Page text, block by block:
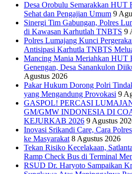
‎Desa Orobulu Semarakkan HUT
Sehat dan Pengajian Umum 9
Sinergi Tim Gabungan, Polres
di Kawasan Karhutlah TNBTS 9
Polres Lumajang Kunci
Antisipasi Karhutla TNBTS
Mancing Mania Meriahkan HUT
Genengan, Desa Sanankulon
Agustus 2026
Pakar Hukum Dorong Polri
yang Mengandung Provokasi 9
GASPOL! PERCASI
GM/GMW INDONESIA DI
KEJURKAB 2026 9 Agustus
Inovasi Srikandi Care, Cara
ke Masyarakat 8 Agustus 2026
Tekan Risiko Kecelakaan,
Ramp Check Bus di Terminal
RSUD Dr. Haryoto Sampaikan